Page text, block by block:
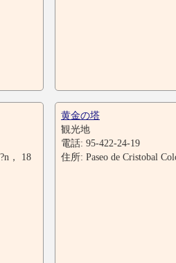
， 18
黄金の塔
観光地
電話: 95-422-24-19
住所: Paseo de Cristobal